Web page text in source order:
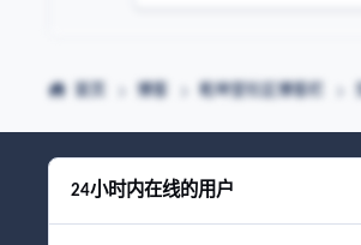
首页 博客 乾坤堂社区博客栏
24小时内在线的用户